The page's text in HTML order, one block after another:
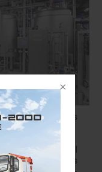
combustibles
a nivel mundial
potencial de los